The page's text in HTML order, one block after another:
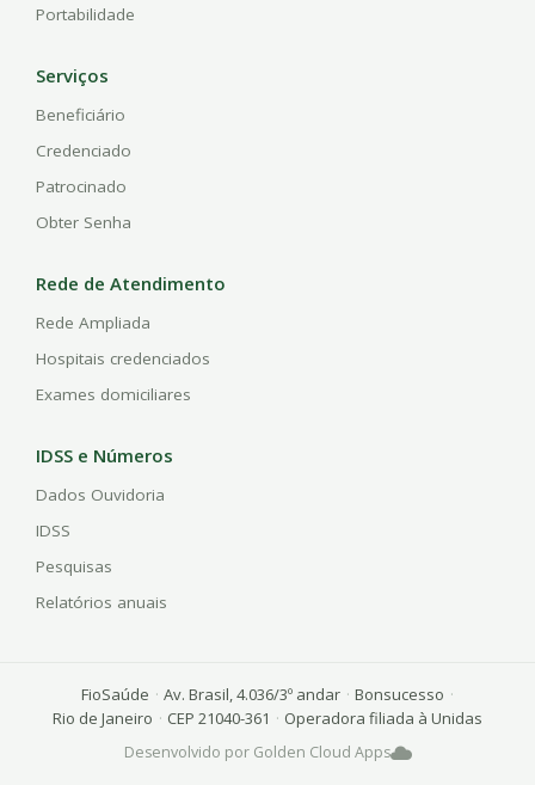
Portabilidade
Serviços
Beneficiário
Credenciado
Patrocinado
Obter Senha
Rede de Atendimento
Rede Ampliada
Hospitais credenciados
Exames domiciliares
IDSS e Números
Dados Ouvidoria
IDSS
Pesquisas
Relatórios anuais
FioSaúde · Av. Brasil, 4.036/3º andar · Bonsucesso ·
Rio de Janeiro · CEP 21040-361 · Operadora filiada à Unidas
Desenvolvido por Golden Cloud Apps